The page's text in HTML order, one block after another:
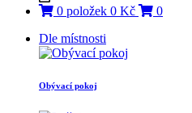
0 položek 0 Kč
0
Dle místnosti
Obývací pokoj